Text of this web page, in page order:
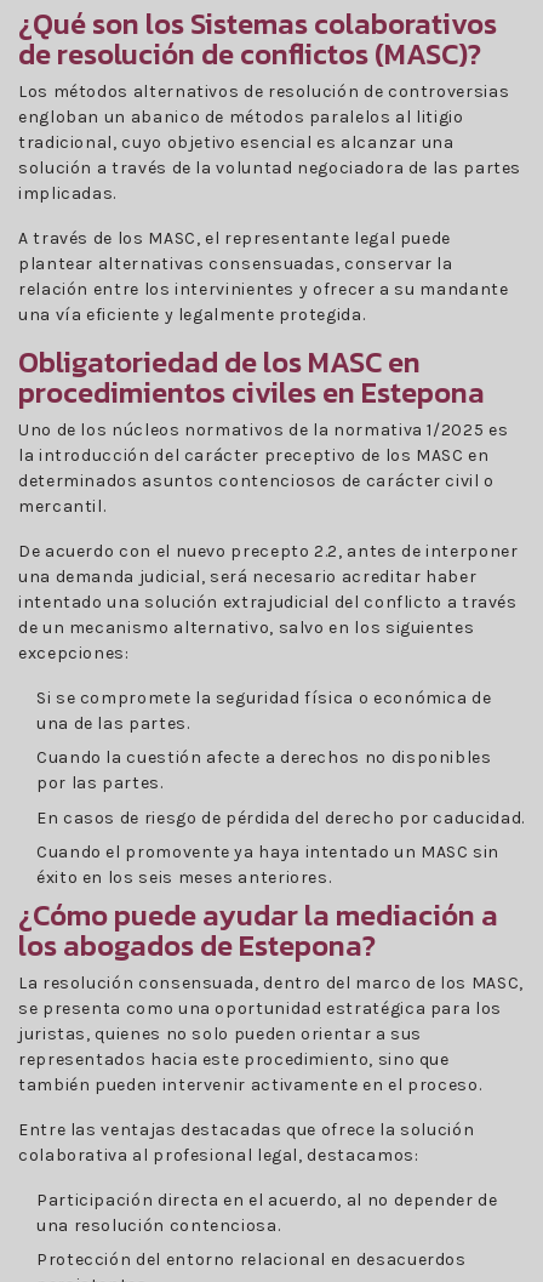
¿Qué son los Sistemas colaborativos
de resolución de conflictos (MASC)?
Los métodos alternativos de resolución de controversias
engloban un abanico de métodos paralelos al litigio
tradicional, cuyo objetivo esencial es alcanzar una
solución a través de la voluntad negociadora de las partes
implicadas.
A través de los MASC, el representante legal puede
plantear alternativas consensuadas, conservar la
relación entre los intervinientes y ofrecer a su mandante
una vía eficiente y legalmente protegida.
Obligatoriedad de los MASC en
procedimientos civiles en Estepona
Uno de los núcleos normativos de la normativa 1/2025 es
la introducción del carácter preceptivo de los MASC en
determinados asuntos contenciosos de carácter civil o
mercantil.
De acuerdo con el nuevo precepto 2.2, antes de interponer
una demanda judicial, será necesario acreditar haber
intentado una solución extrajudicial del conflicto a través
de un mecanismo alternativo, salvo en los siguientes
excepciones:
Si se compromete la seguridad física o económica de
una de las partes.
Cuando la cuestión afecte a derechos no disponibles
por las partes.
En casos de riesgo de pérdida del derecho por caducidad.
Cuando el promovente ya haya intentado un MASC sin
éxito en los seis meses anteriores.
¿Cómo puede ayudar la mediación a
los abogados de Estepona?
La resolución consensuada, dentro del marco de los MASC,
se presenta como una oportunidad estratégica para los
juristas, quienes no solo pueden orientar a sus
representados hacia este procedimiento, sino que
también pueden intervenir activamente en el proceso.
Entre las ventajas destacadas que ofrece la solución
colaborativa al profesional legal, destacamos:
Participación directa en el acuerdo, al no depender de
una resolución contenciosa.
Protección del entorno relacional en desacuerdos